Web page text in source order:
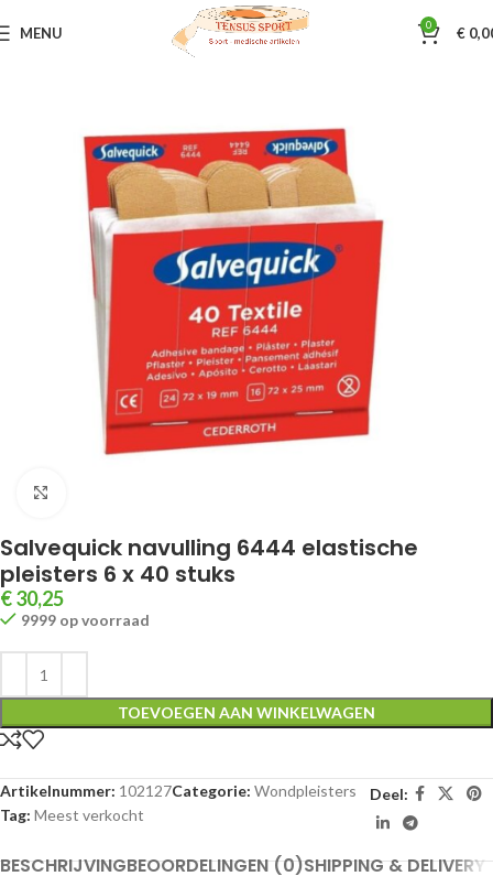
MENU 0 €
Home Wondverzorging Wondpleisters
Salvequick navulling 6444 elastische
pleisters 6 x 40 stuks
€30,25
9999 op voorraad
TOEVOEGEN AAN WINKELWAGEN
Artikelnummer: 102127Categorie: Wondpleisters
Tag: Meest verkocht
Deel:
BESCHRIJVINGBEOORDELINGEN (0)SHIPPING & DELIVERY